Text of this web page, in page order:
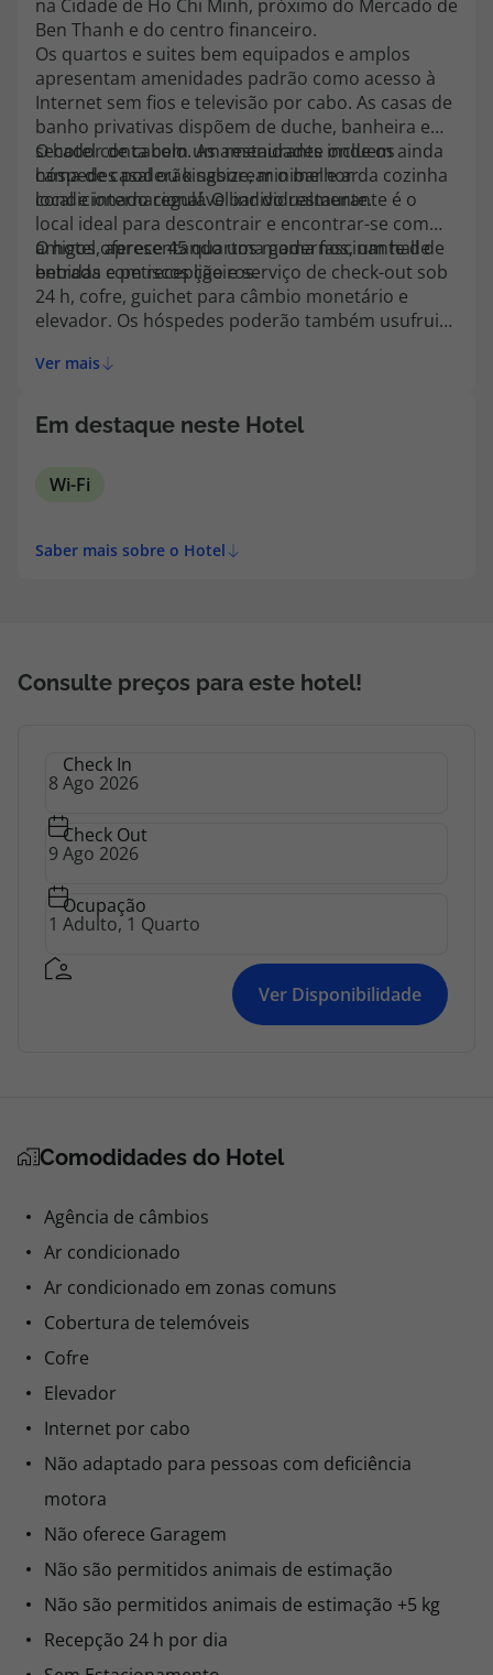
Custo de uma chamada para a rede fixa nacional.
A sua agência de viagens Top Atlântico tem a preocupação de estar
sempre mais perto de si, para maior comodidade e total facilidade
na marcação das suas viagens, tem ainda ao seu dispor o nosso call
center a funcionar todos os dias úteis das 10:00 às 20:00 e Sábado
das 10:00 às 14:00.
topatlantico@topatlantico.com
na Cidade de Ho Chi Minh, próximo do Mercado de
Ben Thanh e do centro financeiro.
Os quartos e suites bem equipados e amplos
apresentam amenidades padrão como acesso à
Internet sem fios e televisão por cabo. As casas de
banho privativas dispõem de duche, banheira e
secador de cabelo. As amenidades incluem ainda
cama de casal ou kingsize, minibar e ar
condicionado regulável individualmente.
O hotel conta com um restaurante onde os
hóspedes poderão saborear o melhor da cozinha
local e internacional. O bar do restaurante é o
local ideal para descontrair e encontrar-se com
amigos, apresentando uma gama fascinante de
bebidas e petiscos ligeiros.
O hotel oferece 45 quartos modernos, um hall de
entrada com recepção e serviço de check-out sob
24 h, cofre, guichet para câmbio monetário e
elevador. Os hóspedes poderão também usufruir
acesso à Internet sem fios e dos serviços de
Ver mais
Em destaque neste Hotel
Wi-Fi
Saber mais sobre o Hotel
Consulte preços para este hotel!
Check In
Check Out
Ocupação
Ver Disponibilidade
Comodidades do Hotel
Agência de câmbios
Ar condicionado
Ar condicionado em zonas comuns
Cobertura de telemóveis
Cofre
Elevador
Internet por cabo
Não adaptado para pessoas com deficiência
motora
Não oferece Garagem
Não são permitidos animais de estimação
Não são permitidos animais de estimação +5 kg
Recepção 24 h por dia